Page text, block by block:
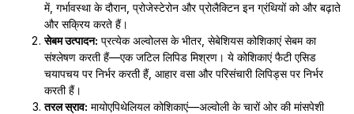
में, गर्भावस्था के दौरान, प्रोजेस्टेरोन और प्रोलैक्टिन इन ग्रंथियों को और बढ़ाते
और सक्रिय करते हैं।
सेबम उत्पादन: प्रत्येक अल्वोलस के भीतर, सेबेशियस कोशिकाएं सेबम का
संश्लेषण करती हैं—एक जटिल लिपिड मिश्रण। ये कोशिकाएं फैटी एसिड
चयापचय पर निर्भर करती हैं, आहार वसा और परिसंचारी लिपिड्स पर निर्भर
करती हैं।
तरल स्राव: मायोएपिथेलियल कोशिकाएं—अल्वोली के चारों ओर की मांसपेशी